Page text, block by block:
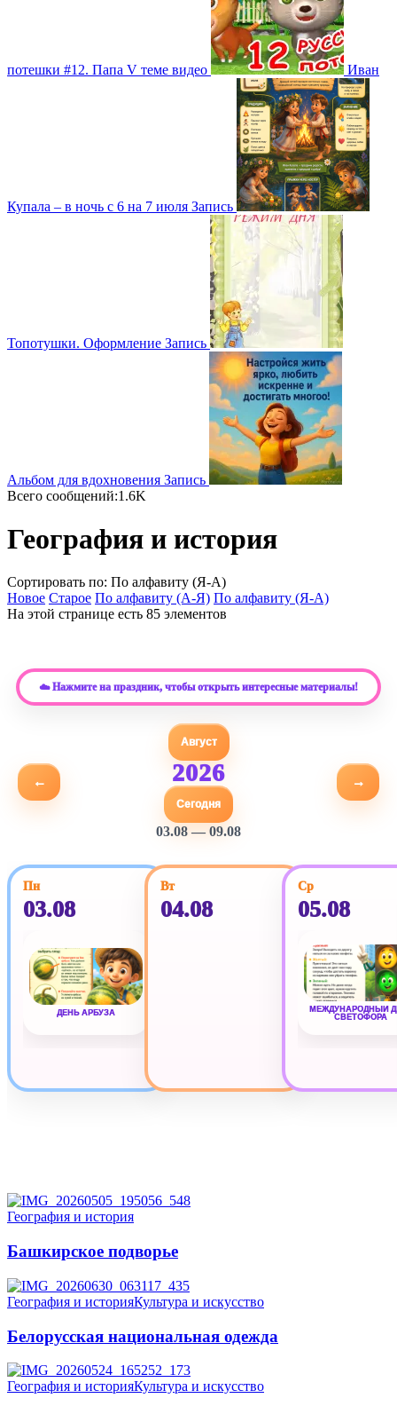
потешки #12. Папа V теме видео Иван
Купала – в ночь с 6 на 7 июля Запись
Топотушки. Оформление Запись
Альбом для вдохновения Запись
Всего сообщений:1.6K
География и история
Сортировать по: По алфавиту (Я-А)
Новое Старое По алфавиту (А-Я) По алфавиту (Я-А)
На этой странице есть 85 элементов
☁️ Нажмите на праздник, чтобы открыть интересные материалы!
←
Август
2026
Сегодня
03.08 — 09.08
→
Пн
03.08
ДЕНЬ АРБУЗА
Вт
04.08
Ср
05.08
МЕЖДУНАРОДНЫЙ
СВЕТОФОРА
География и история
Башкирское подворье
География и историяКультура и искусство
Белорусская национальная одежда
География и историяКультура и искусство